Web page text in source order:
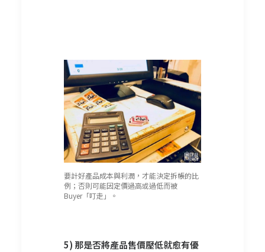
要計好產品成本與利潤，才能決定拆帳的比
例；否則可能因定價過高或過低而被
Buyer「叮走」。
5) 那是否將產品售價壓低就愈有優